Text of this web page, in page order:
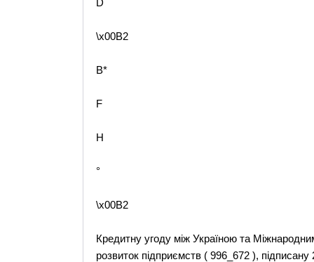
D
\x00B2
B*
F
H
°
\x00B2
Кредитну угоду між Україною та
розвиток підприємств ( 996_672 ),